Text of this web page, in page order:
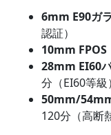
6mm E90ガ
認証）
10mm FPOS
28mm EI60
分（EI60等級）
50mm/
120分（高断